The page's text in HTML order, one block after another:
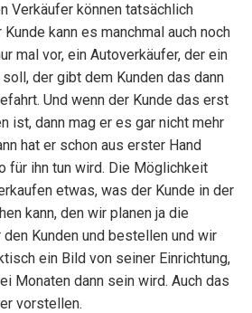
Verkäufer können tatsächlich
kann es manchmal auch noch
mal vor, ein Autoverkäufer, der ein
der gibt dem Kunden das dann
Und wenn der Kunde das erst
ist, dann mag er es gar nicht mehr
hat er schon aus erster Hand
für ihn tun wird. Die Möglichkeit
etwas, was der Kunde in der
kann, den wir planen ja die
Kunden und bestellen und wir
ein Bild von seiner Einrichtung,
Monaten dann sein wird. Auch das
vorstellen.